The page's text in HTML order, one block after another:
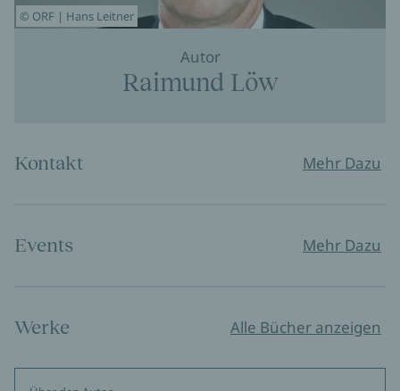
© ORF | Hans Leitner
Autor
Raimund Löw
Kontakt Mehr Dazu
Events Mehr Dazu
Werke Alle Bücher anzeigen